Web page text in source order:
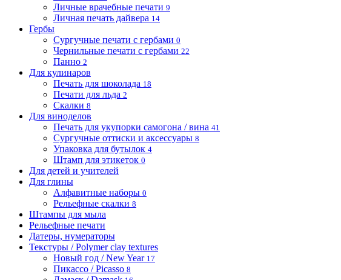
Личные врачебные печати 9
Личная печать дайвера 14
Гербы
Сургучные печати с гербами 0
Чернильные печати с гербами 22
Панно 2
Для кулинаров
Печать для шоколада 18
Печати для льда 2
Скалки 8
Для виноделов
Печать для укупорки самогона / вина 41
Сургучные оттиски и аксессуары 8
Упаковка для бутылок 4
Штамп для этикеток 0
Для детей и учителей
Для глины
Алфавитные наборы 0
Рельефные скалки 8
Штампы для мыла
Рельефные печати
Датеры, нумераторы
Текстуры / Polymer clay textures
Новый год / New Year 17
Пикассо / Picasso 8